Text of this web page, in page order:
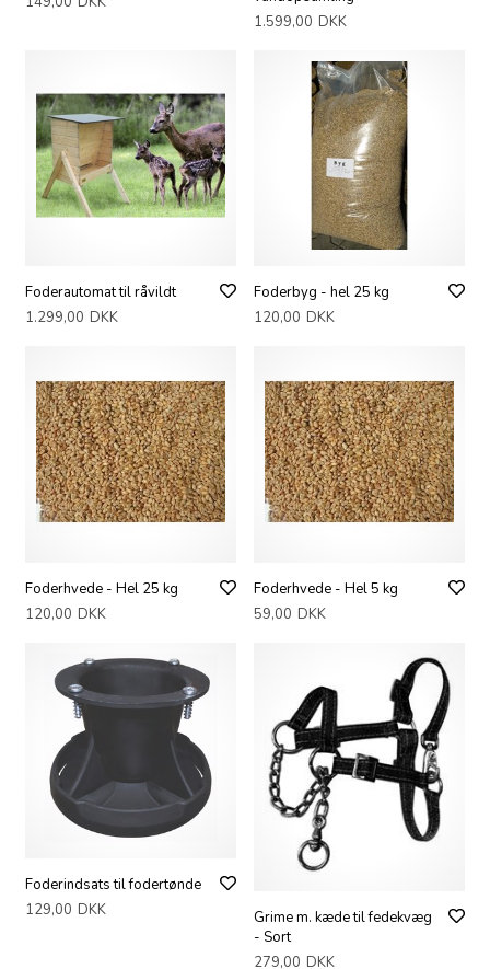
1.599,00 DKK
Foderautomat til råvildt
1.299,00 DKK
Foderbyg - hel 25 kg
120,00 DKK
Foderhvede - Hel 25 kg
120,00 DKK
Foderhvede - Hel 5 kg
59,00 DKK
Foderindsats til fodertønde
129,00 DKK
Grime m. kæde til fedekvæg
- Sort
279,00 DKK